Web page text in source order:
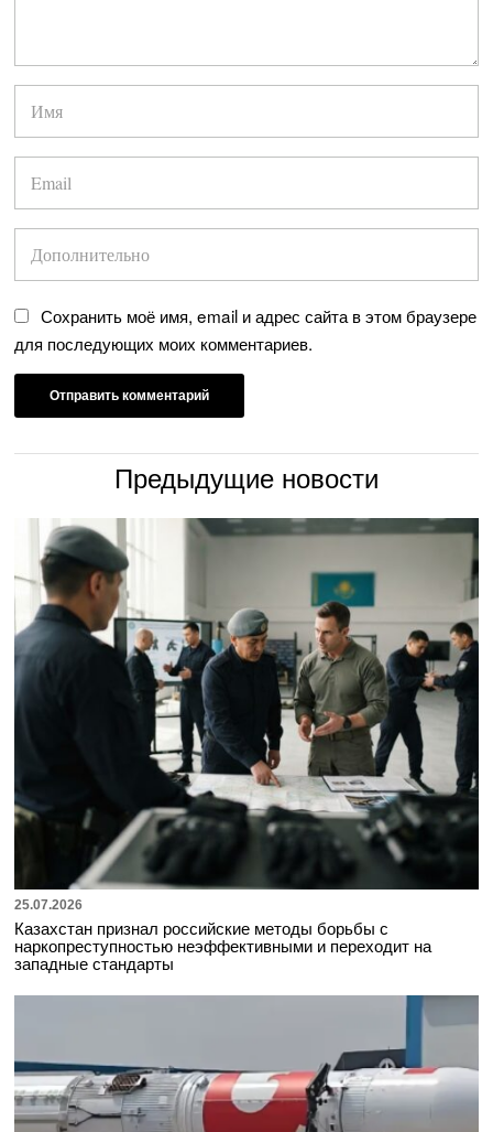
Сохранить моё имя, email и адрес сайта в этом браузере
для последующих моих комментариев.
Предыдущие новости
25.07.2026
Казахстан признал российские методы борьбы с
наркопреступностью неэффективными и переходит на
западные стандарты